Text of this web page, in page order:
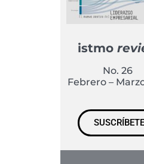
istmo
No. 26
Febrero –
SUSCRÍBETE